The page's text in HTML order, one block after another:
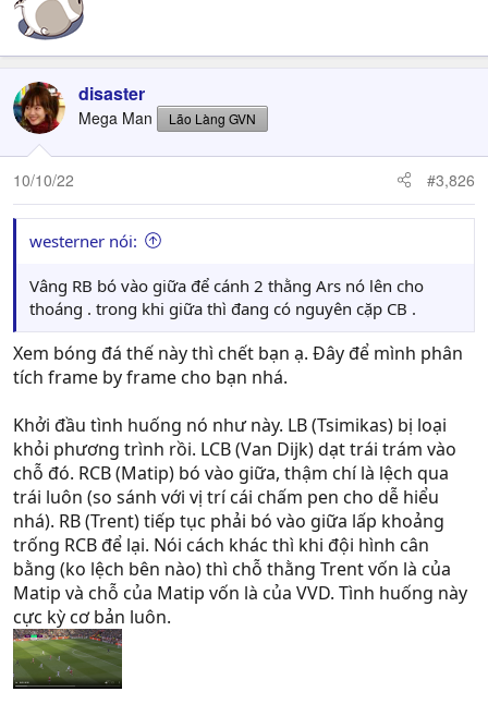
disaster
Mega Man Lão Làng GVN
10/10/22 #3,826
westerner nói:
Vâng RB bó vào giữa để cánh 2 thằng Ars nó lên cho
thoáng . trong khi giữa thì đang có nguyên cặp CB .
Xem bóng đá thế này thì chết bạn ạ. Đây để mình phân
tích frame by frame cho bạn nhá.
Khởi đầu tình huống nó như này. LB (Tsimikas) bị loại
khỏi phương trình rồi. LCB (Van Dijk) dạt trái trám vào
chỗ đó. RCB (Matip) bó vào giữa, thậm chí là lệch qua
trái luôn (so sánh với vị trí cái chấm pen cho dễ hiểu
nhá). RB (Trent) tiếp tục phải bó vào giữa lấp khoảng
trống RCB để lại. Nói cách khác thì khi đội hình cân
bằng (ko lệch bên nào) thì chỗ thằng Trent vốn là của
Matip và chỗ của Matip vốn là của VVD. Tình huống này
cực kỳ cơ bản luôn.